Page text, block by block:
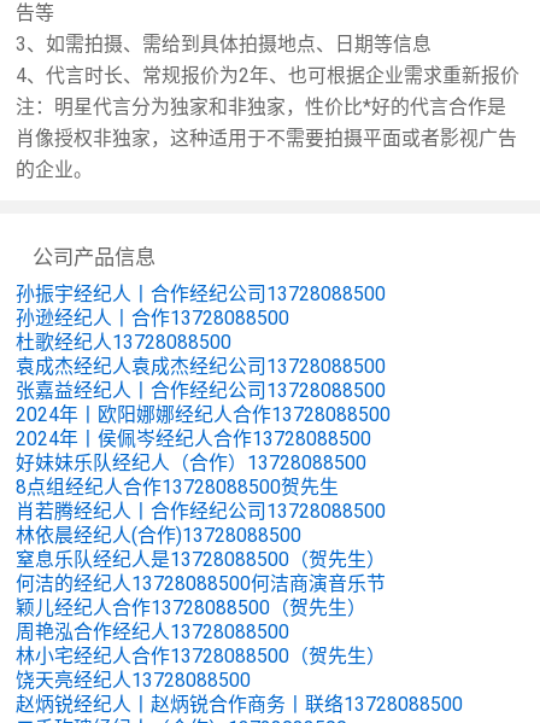
告等
3、如需拍摄、需给到具体拍摄地点、日期等信息
4、代言时长、常规报价为2年、也可根据企业需求重新报价
注：明星代言分为独家和非独家，性价比*好的代言合作是
肖像授权非独家，这种适用于不需要拍摄平面或者影视广告
的企业。
公司产品信息
孙振宇经纪人丨合作经纪公司13728088500
孙逊经纪人丨合作13728088500
杜歌经纪人13728088500
袁成杰经纪人袁成杰经纪公司13728088500
张嘉益经纪人丨合作经纪公司13728088500
2024年丨欧阳娜娜经纪人合作13728088500
2024年丨侯佩岑经纪人合作13728088500
好妹妹乐队经纪人（合作）13728088500
8点组经纪人合作13728088500贺先生
肖若腾经纪人丨合作经纪公司13728088500
林依晨经纪人(合作)13728088500
窒息乐队经纪人是13728088500（贺先生）
何洁的经纪人13728088500何洁商演音乐节
颖儿经纪人合作13728088500（贺先生）
周艳泓合作经纪人13728088500
林小宅经纪人合作13728088500（贺先生）
饶天亮经纪人13728088500
赵炳锐经纪人丨赵炳锐合作商务丨联络13728088500